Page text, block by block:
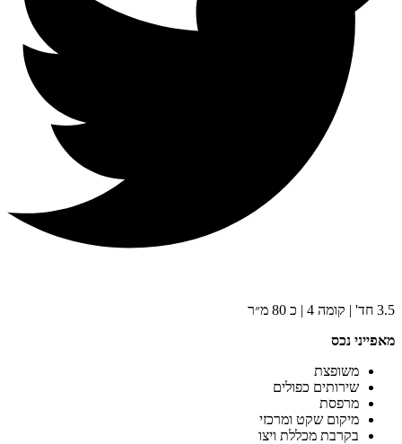
3.5 חד' | קומה 4 | כ 80 מ״ר
מאפייני נכס
משופצת
שירותים כפולים
מרפסת
מיקום שקט ומרכזי
בקרבת מכללת ויצו